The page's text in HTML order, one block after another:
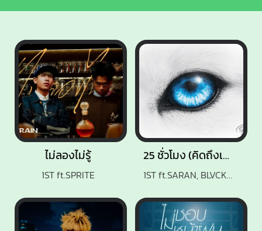
ไม่ลองไม่รู้
1ST ft.SPRITE
25 ชั่วโมง (คิดถึงเกิน)
1ST ft.SARAN, BLVCKHEART